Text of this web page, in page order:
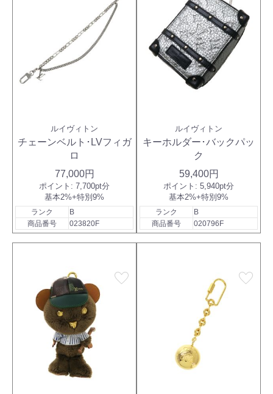
ルイヴィトン
チェーンベルト･LVフィガ
ロ
77,000円
ポイント: 7,700pt分
基本2%+特別9%
ランク
B
商品番号
023820F
ルイヴィトン
キーホルダー･バックパッ
ク
59,400円
ポイント: 5,940pt分
基本2%+特別9%
ランク
B
商品番号
020796F
favorite favorite